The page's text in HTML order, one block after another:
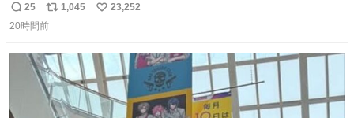
返
信
25
リ
ポ
ト
数
1,045
い
数
23,252
20時間前